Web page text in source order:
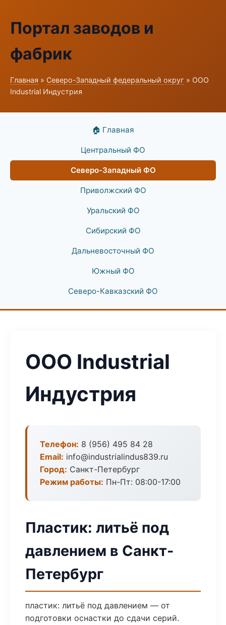
Портал заводов и
фабрик
Главная » Северо-Западный федеральный округ » ООО
Industrial Индустрия
🏠 Главная
Центральный ФО
Северо-Западный ФО
Приволжский ФО
Уральский ФО
Сибирский ФО
Дальневосточный ФО
Южный ФО
Северо-Кавказский ФО
ООО Industrial
Индустрия
Телефон: 8 (956) 495 84 28
Email: info@industrialindus839.ru
Город: Санкт-Петербург
Режим работы: Пн-Пт: 08:00-17:00
Пластик: литьё под
давлением в Санкт-
Петербург
пластик: литьё под давлением — от
подготовки оснастки до сдачи серий.